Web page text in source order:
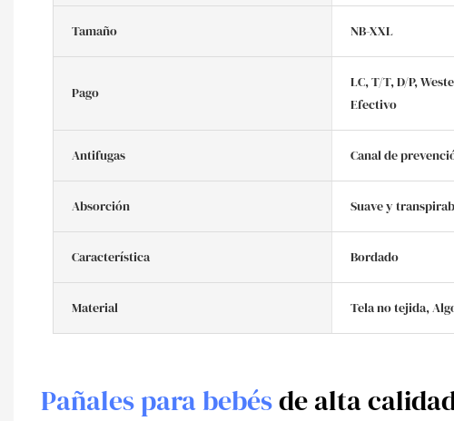
Tamaño NB-XXL
Pago
LC, T/T, D/P,
Efectivo
Antifugas Canal de
Absorción Suave y
Característica Bordado
Material Tela no tejida,
Pañales para bebésde alta